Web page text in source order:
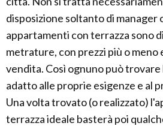
disposizione soltanto di manager
appartamenti con terrazza sono
metrature, con prezzi più o
vendita. Così ognuno può
adatto alle proprie esigenze e al
Una volta trovato (o realizzato)
terrazza ideale basterà poi